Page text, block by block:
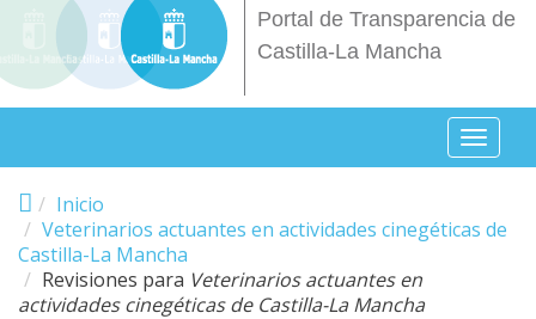
Portal de Transparencia de
Castilla-La Mancha
Toggle
Inicio
Veterinarios actuantes en actividades cinegéticas de
Castilla-La Mancha
Revisiones para Veterinarios actuantes en
actividades cinegéticas de Castilla-La Mancha